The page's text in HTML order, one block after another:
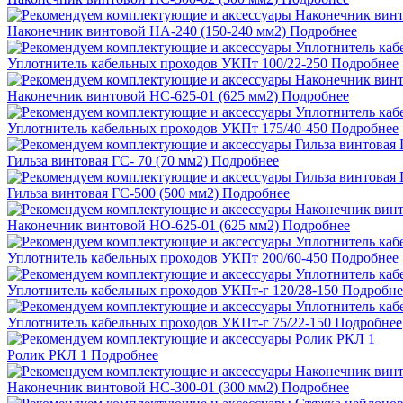
Наконечник винтовой НА-240 (150-240 мм2) Подробнее
Уплотнитель кабельных проходов УКПт 100/22-250 Подробнее
Наконечник винтовой НС-625-01 (625 мм2) Подробнее
Уплотнитель кабельных проходов УКПт 175/40-450 Подробнее
Гильза винтовая ГС- 70 (70 мм2) Подробнее
Гильза винтовая ГС-500 (500 мм2) Подробнее
Наконечник винтовой НО-625-01 (625 мм2) Подробнее
Уплотнитель кабельных проходов УКПт 200/60-450 Подробнее
Уплотнитель кабельных проходов УКПт-г 120/28-150
Уплотнитель кабельных проходов УКПт-г 75/22-150 Подробнее
Ролик РКЛ 1 Подробнее
Наконечник винтовой НС-300-01 (300 мм2) Подробнее